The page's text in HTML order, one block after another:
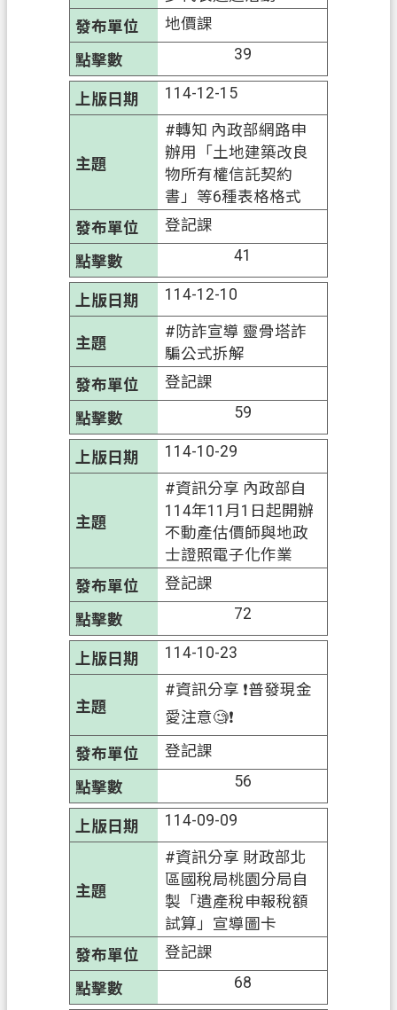
地價課
39
114-12-15
#轉知 內政部網路申
辦用「土地建築改良
物所有權信託契約
書」等6種表格格式
登記課
41
114-12-10
#防詐宣導 靈骨塔詐
騙公式拆解
登記課
59
114-10-29
#資訊分享 內政部自
114年11月1日起開辦
不動產估價師與地政
士證照電子化作業
登記課
72
114-10-23
#資訊分享 ❗普發現金
愛注意🧐❗
登記課
56
114-09-09
#資訊分享 財政部北
區國稅局桃園分局自
製「遺產稅申報稅額
試算」宣導圖卡
登記課
68